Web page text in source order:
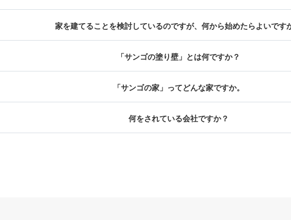
家を建てることを検討しているのですが、何から始めたらよいです
「サンゴの塗り壁」とは何ですか？
「サンゴの家」ってどんな家ですか。
何をされている会社ですか？